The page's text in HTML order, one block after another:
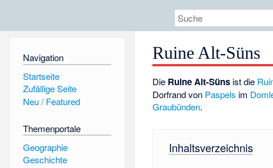
Navigation
Startseite
Zufällige Seite
Neu / Featured
Themenportale
Geographie
Geschichte
Ruine Alt-Süns
Die Ruine Alt-Süns ist die
Dorfrand von Paspels im
Graubünden.
Inhaltsverzeichnis